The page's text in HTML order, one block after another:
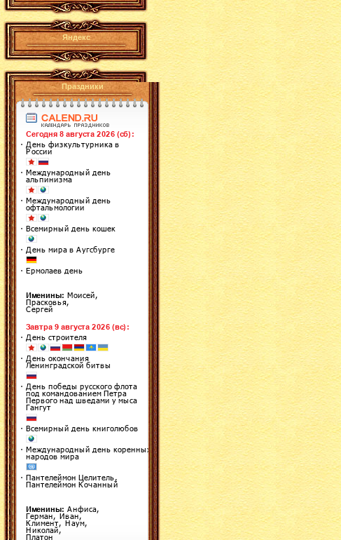
Яндекс
Праздники